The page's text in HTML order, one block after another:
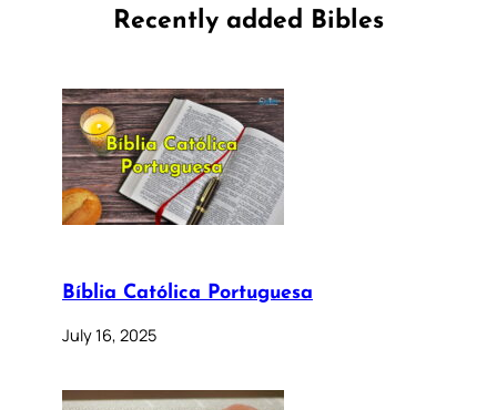
Recently added Bibles
Bíblia Católica Portuguesa
July 16, 2025